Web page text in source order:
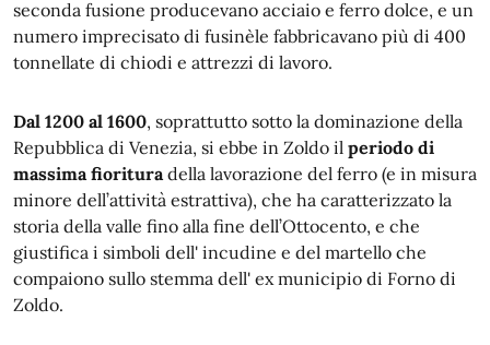
seconda fusione producevano acciaio e ferro dolce, e un
numero imprecisato di fusinèle fabbricavano più di 400
tonnellate di chiodi e attrezzi di lavoro.
Dal 1200 al 1600, soprattutto sotto la dominazione della
Repubblica di Venezia, si ebbe in Zoldo il periodo di
massima fiorituradella lavorazione del ferro (e in misura
minore dell’attività estrattiva), che ha caratterizzato la
storia della valle fino alla fine dell’Ottocento, e che
giustifica i simboli dell' incudine e del martello che
compaiono sullo stemma dell' ex municipio di Forno di
Zoldo.